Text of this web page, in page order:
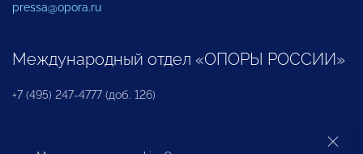
pressa@opora.ru
Международный отдел «ОПОРЫ РОССИИ»
+7 (495) 247-4777 (доб. 126)
Бюро по защите прав предпринимателей и